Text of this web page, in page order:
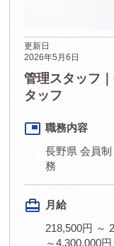
更新日
2026年5月6日
管理スタッフ
タッフ
picture_in_picture 職務内容
長野県 会員
務
card_travel
月給
218,500円 ～
～4,300,000